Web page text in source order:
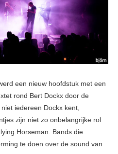
een nieuw hoofdstuk met een
rond Bert Dockx door de
iedereen Dockx kent,
zijn niet zo onbelangrijke rol
Horseman. Bands die
te doen over de sound van